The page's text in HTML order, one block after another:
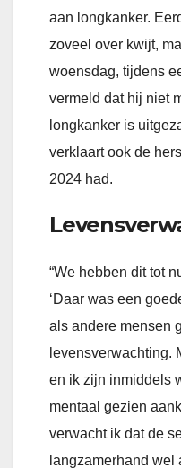
aan longkanker.
zoveel over kwijt,
woensdag, tijdens
vermeld dat hij niet
longkanker is
verklaart ook de
2024 had.
“We hebben dit tot
‘Daar was een
als andere mensen
levensverwachting.
en ik zijn inmiddels
mentaal gezien
verwacht ik dat de
langzamerhand wel